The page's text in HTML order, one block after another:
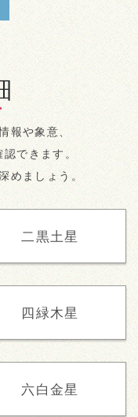
報や象意、
できます。
めましょう。
二黒土星
四緑木星
六白金星